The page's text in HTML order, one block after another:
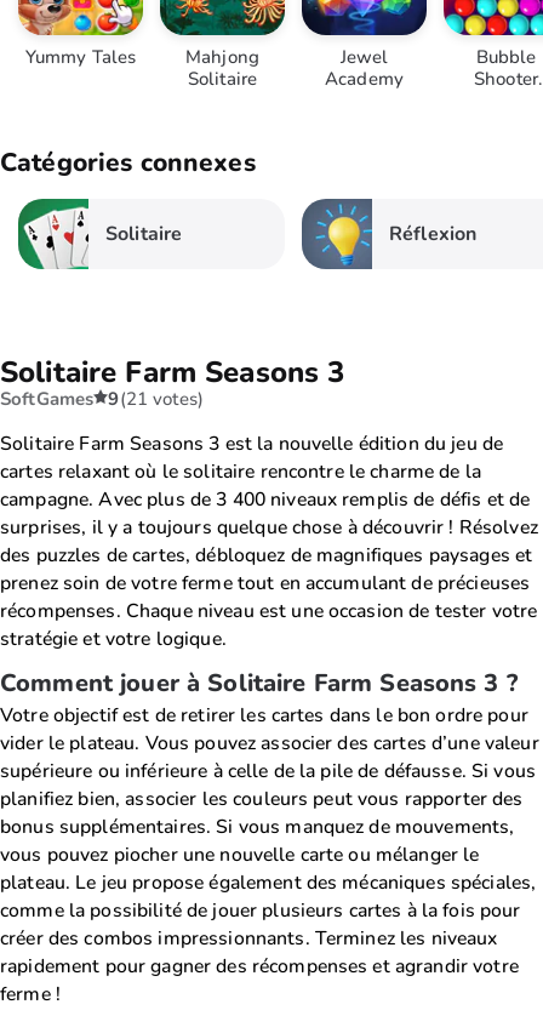
Yummy Tales
Mahjong
Solitaire
Jewel
Academy
Bubble
Shooter
Catégories connexes
Solitaire Réflexion
Solitaire Farm Seasons 3
SoftGames 9(21 votes)
Solitaire Farm Seasons 3 est la nouvelle édition du jeu de
cartes relaxant où le solitaire rencontre le charme de la
campagne. Avec plus de 3 400 niveaux remplis de défis et de
surprises, il y a toujours quelque chose à découvrir ! Résolvez
des puzzles de cartes, débloquez de magnifiques paysages et
prenez soin de votre ferme tout en accumulant de précieuses
récompenses. Chaque niveau est une occasion de tester votre
stratégie et votre logique.
Comment jouer à Solitaire Farm Seasons 3 ?
Votre objectif est de retirer les cartes dans le bon ordre pour
vider le plateau. Vous pouvez associer des cartes d’une valeur
supérieure ou inférieure à celle de la pile de défausse. Si vous
planifiez bien, associer les couleurs peut vous rapporter des
bonus supplémentaires. Si vous manquez de mouvements,
vous pouvez piocher une nouvelle carte ou mélanger le
plateau. Le jeu propose également des mécaniques spéciales,
comme la possibilité de jouer plusieurs cartes à la fois pour
créer des combos impressionnants. Terminez les niveaux
rapidement pour gagner des récompenses et agrandir votre
ferme !